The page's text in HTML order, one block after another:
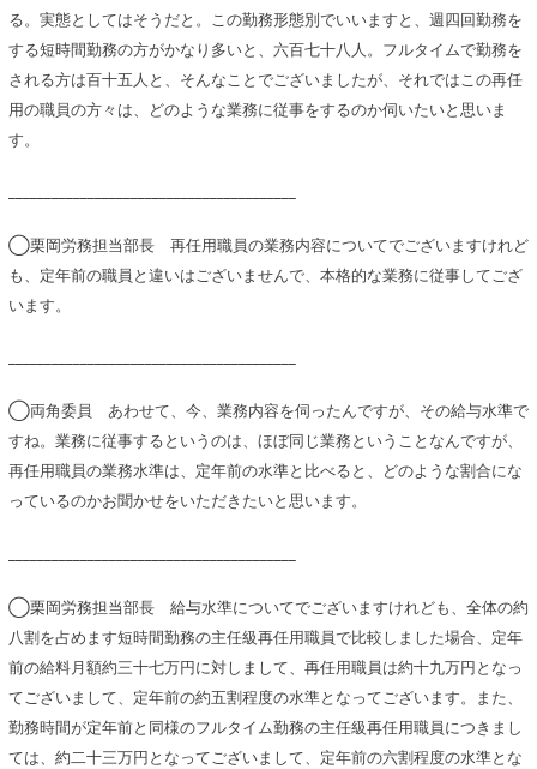
る。実態としてはそうだと。この勤務形態別でいいますと、週四回勤務を
する短時間勤務の方がかなり多いと、六百七十八人。フルタイムで勤務を
される方は百十五人と、そんなことでございましたが、それではこの再任
用の職員の方々は、どのような業務に従事をするのか伺いたいと思いま
す。
◯栗岡労務担当部長 再任用職員の業務内容についてでございますけれど
も、定年前の職員と違いはございませんで、本格的な業務に従事してござ
います。
◯両角委員 あわせて、今、業務内容を伺ったんですが、その給与水準で
すね。業務に従事するというのは、ほぼ同じ業務ということなんですが、
再任用職員の業務水準は、定年前の水準と比べると、どのような割合にな
っているのかお聞かせをいただきたいと思います。
◯栗岡労務担当部長 給与水準についてでございますけれども、全体の約
八割を占めます短時間勤務の主任級再任用職員で比較しました場合、定年
前の給料月額約三十七万円に対しまして、再任用職員は約十九万円となっ
てございまして、定年前の約五割程度の水準となってございます。また、
勤務時間が定年前と同様のフルタイム勤務の主任級再任用職員につきまし
ては、約二十三万円となってございまして、定年前の六割程度の水準とな